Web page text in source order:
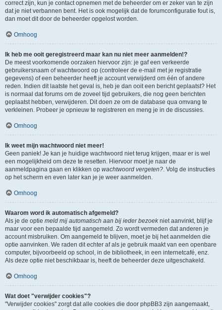
correct zijn, kun je contact opnemen met de beheerder om er zeker van te zijn
dat je niet verbannen bent. Het is ook mogelijk dat de forumconfiguratie fout is,
dan moet dit door de beheerder opgelost worden.
Omhoog
Ik heb me ooit geregistreerd maar kan nu niet meer aanmelden!?
De meest voorkomende oorzaken hiervoor zijn: je gaf een verkeerde
gebruikersnaam of wachtwoord op (controleer de e-mail met je registratie
gegevens) of een beheerder heeft je account verwijderd om één of andere
reden. Indien dit laatste het geval is, heb je dan ooit een bericht geplaatst? Het
is normaal dat forums om de zoveel tijd gebruikers, die nog geen berichten
geplaatst hebben, verwijderen. Dit doen ze om de database qua omvang te
verkleinen. Probeer je opnieuw te registreren en meng je in de discussies.
Omhoog
Ik weet mijn wachtwoord niet meer!
Geen paniek! Je kan je huidige wachtwoord niet terug krijgen, maar er is wel
een mogelijkheid om deze te resetten. Hiervoor moet je naar de
aanmeldpagina gaan en klikken op wachtwoord vergeten?. Volg de instructies
op het scherm en even later kan je je weer aanmelden.
Omhoog
Waarom word ik automatisch afgemeld?
Als je de optie meld mij automatisch aan bij ieder bezoekniet aanvinkt, blijf je
maar voor een bepaalde tijd aangemeld. Zo wordt vermeden dat anderen je
account misbruiken. Om aangemeld te blijven, moet je bij het aanmelden die
optie aanvinken. We raden dit echter af als je gebruik maakt van een openbare
computer, bijvoorbeeld op school, in de bibliotheek, in een internetcafé, enz.
Als deze optie niet beschikbaar is, heeft de beheerder deze uitgeschakeld.
Omhoog
Wat doet "verwijder cookies"?
"Verwijder cookies" zorgt dat alle cookies die door phpBB3 zijn aangemaakt,